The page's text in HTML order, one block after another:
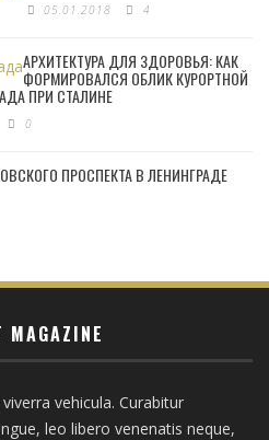
05.01.2018 4
АРХИТЕКТУРА ДЛЯ ЗДОРОВЬЯ: КАК
ФОРМИРОВАЛСЯ ОБЛИК КУРОРТНОЙ
ПРИ СТАЛИНЕ
0
ПРОСПЕКТА В ЛЕНИНГРАДЕ
MAGAZINE
vehicula. Curabitur
leo libero venenatis neque,